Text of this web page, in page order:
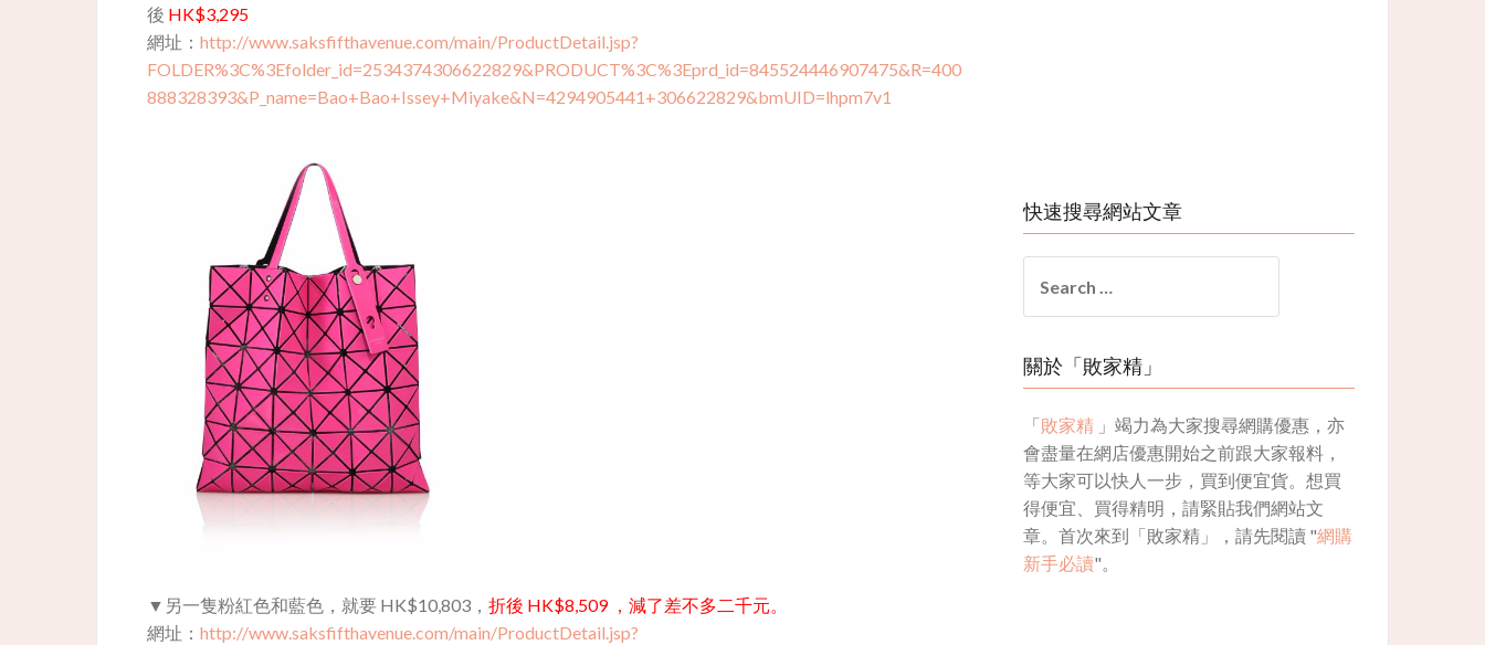
後 HK$3,295
網址： http://www.saksfifthavenue.com/main/ProductDetail.jsp?
FOLDER%3C%3Efolder_id=2534374306622829&PRODUCT%3C%3Eprd_id=845524446907475&R=400
888328393&P_name=Bao+Bao+Issey+Miyake&N=4294905441+306622829&bmUID=lhpm7v1
▼另一隻粉紅色和藍色，就要 HK$10,803， 折後 HK$8,509 ，減了差不多二千元。
網址： http://www.saksfifthavenue.com/main/ProductDetail.jsp?
快速搜尋網站文章
for:
關於「敗家精」
「敗家精 」竭力為大家搜尋網購優惠，亦
會盡量在網店優惠開始之前跟大家報料，
等大家可以快人一步，買到便宜貨。想買
得便宜、買得精明，請緊貼我們網站文
章。首次來到「敗家精」，請先閱讀 "網購
新手必讀"。